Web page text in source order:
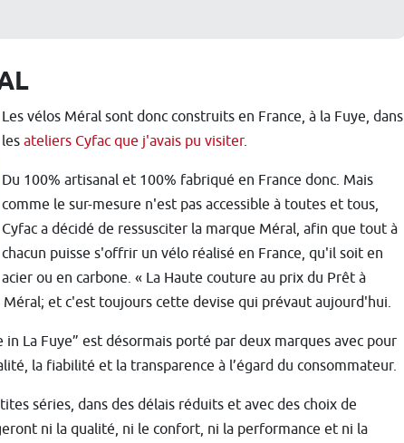
Les vélos Méral sont donc construits en France, à la Fuye, dans
les ateliers Cyfac que j'avais pu visiter.
Du 100% artisanal et 100% fabriqué en France donc. Mais
comme le sur-mesure n'est pas accessible à toutes et tous,
Cyfac a décidé de ressusciter la marque Méral, afin que tout à
chacun puisse s'offrir un vélo réalisé en France, qu'il soit en
acier ou en carbone. « La Haute couture au prix du Prêt à
Méral; et c'est toujours cette devise qui prévaut aujourd'hui.
in La Fuye” est désormais porté par deux marques avec pour
la fiabilité et la transparence à l’égard du consommateur.
séries, dans des délais réduits et avec des choix de
ni la qualité, ni le confort, ni la performance et ni la